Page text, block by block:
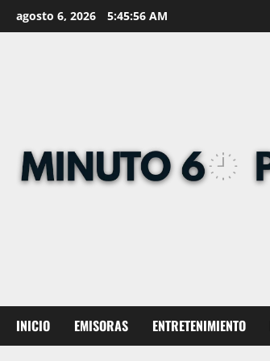
to
agosto 6, 2026 5:45:57 AM
INICIO EMISORAS ENTRETENIMIENTO